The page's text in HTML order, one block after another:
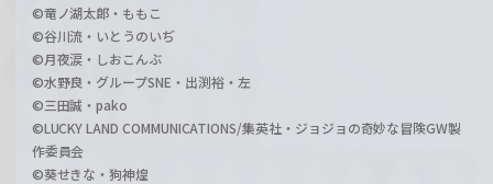
©竜ノ湖太郎・ももこ
©谷川流・いとうのいぢ
©月夜涙・しおこんぶ
©水野良・グループSNE・出渕裕・左
©三田誠・pako
©LUCKY LAND COMMUNICATIONS/集英社・ジョジョの奇妙な冒険GW製
作委員会
©葵せきな・狗神煌